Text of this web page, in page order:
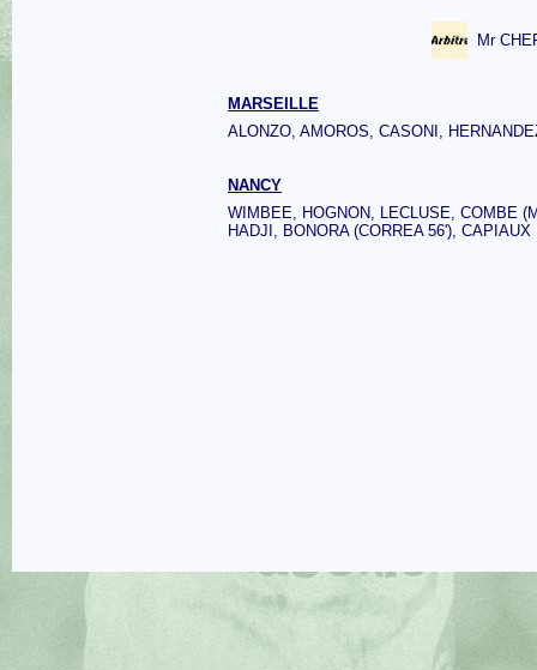
Mr
MARSEILLE
ALONZO, AMOROS, CASONI,
NANCY
WIMBEE, HOGNON, LECLUSE, COMBE
HADJI, BONORA (CORREA 56'), CAPIAUX